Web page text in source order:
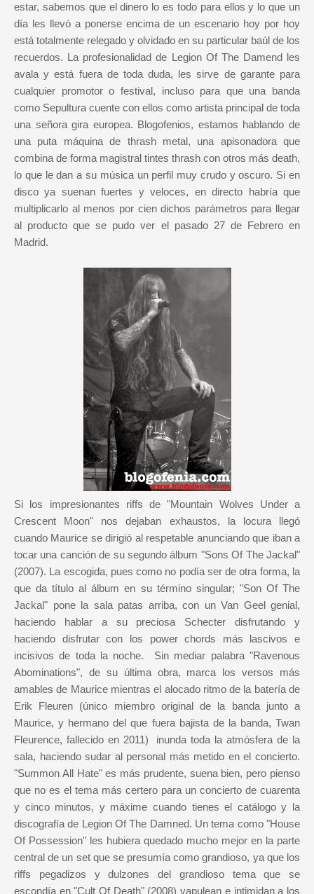
estar, sabemos que el dinero lo es todo para ellos y lo que un
día les llevó a ponerse encima de un escenario hoy por hoy
está totalmente relegado y olvidado en su particular baúl de los
recuerdos. La profesionalidad de Legion Of The Damend les
avala y está fuera de toda duda, les sirve de garante para
cualquier promotor o festival, incluso para que una banda
como Sepultura cuente con ellos como artista principal de toda
una señora gira europea. Blogofenios, estamos hablando de
una puta máquina de thrash metal, una apisonadora que
combina de forma magistral tintes thrash con otros más death,
lo que le dan a su música un perfil muy crudo y oscuro. Si en
disco ya suenan fuertes y veloces, en directo habría que
multiplicarlo al menos por cien dichos parámetros para llegar
al producto que se pudo ver el pasado 27 de Febrero en
Madrid.
Si los impresionantes riffs de "Mountain Wolves Under a
Crescent Moon" nos dejaban exhaustos, la locura llegó
cuando Maurice se dirigió al respetable anunciando que iban a
tocar una canción de su segundo álbum "Sons Of The Jackal"
(2007). La escogida, pues como no podía ser de otra forma, la
que da título al álbum en su término singular; "Son Of The
Jackal" pone la sala patas arriba, con un Van Geel genial,
haciendo hablar a su preciosa Schecter disfrutando y
haciendo disfrutar con los power chords más lascivos e
incisivos de toda la noche. Sin mediar palabra "Ravenous
Abominations", de su última obra, marca los versos más
amables de Maurice mientras el alocado ritmo de la batería de
Erik Fleuren (único miembro original de la banda junto a
Maurice, y hermano del que fuera bajista de la banda, Twan
Fleurence, fallecido en 2011) inunda toda la atmósfera de la
sala, haciendo sudar al personal más metido en el concierto.
"Summon All Hate" es más prudente, suena bien, pero pienso
que no es el tema más certero para un concierto de cuarenta
y cinco minutos, y máxime cuando tienes el catálogo y la
discografía de Legion Of The Damned. Un tema como "House
Of Possession" les hubiera quedado mucho mejor en la parte
central de un set que se presumía como grandioso, ya que los
riffs pegadizos y dulzones del grandioso tema que se
escondía en "Cult Of Death" (2008) vapulean e intimidan a los